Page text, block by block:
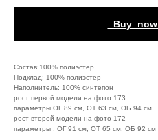
_Buy_now_
Состав:100% полиэстер
Подклад: 100% полиэстер
Наполнитель: 100% синтепон
рост первой модели на фото 173
параметры ОГ 89 см, ОТ 63 см, ОБ 94 см
рост второй модели на фото 172
параметры : ОГ 91 см, ОТ 65 см, ОБ 92 см